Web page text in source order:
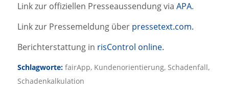
Link zur offiziellen Presseaussendung via APA.
Link zur Pressemeldung über pressetext.com.
Berichterstattung in risControl online.
Schlagworte: fairApp, Kundenorientierung, Schadenfall,
Schadenkalkulation